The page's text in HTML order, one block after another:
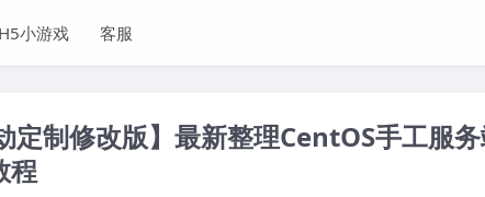
H5小游戏 客服
制修改版】最新整理CentOS手工服
程